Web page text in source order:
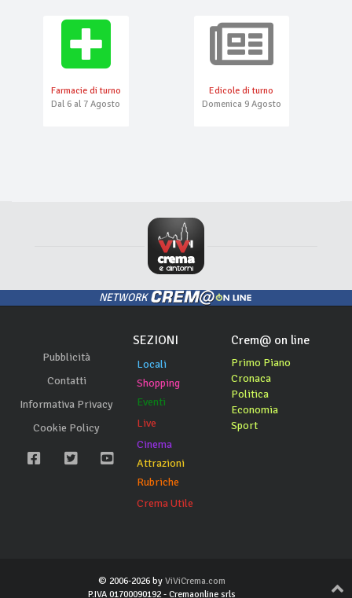
Farmacie di turno
Dal 6 al 7 Agosto
Edicole di turno
Domenica 9 Agosto
NETWORK
Pubblicità
Contatti
Informativa Privacy
Cookie Policy
SEZIONI
Locali
Shopping
Eventi
Live
Cinema
Attrazioni
Rubriche
Crema Utile
Crem@ on line
Primo Piano
Cronaca
Politica
Economia
Sport
© 2006-2026 by ViViCrema.com
P.IVA 01700090192 - Cremaonline srls